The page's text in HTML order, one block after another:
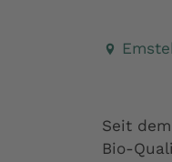
Seit
Bio-